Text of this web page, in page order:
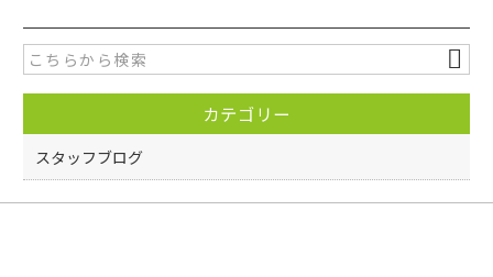
e
b
o
o
k
er
カテゴリー
スタッフブログ